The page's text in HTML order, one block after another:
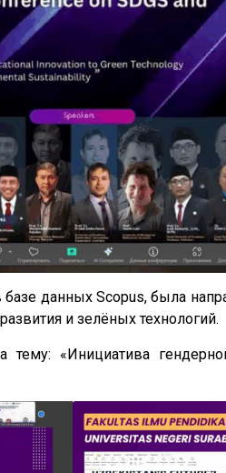
данных Scopus, была
и зелёных технологий.
«Инициатива